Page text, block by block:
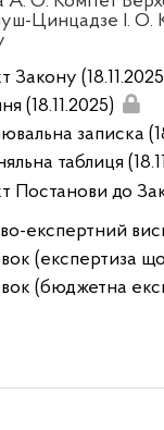
Цинцадзе І. О.
Закону
(18.11.2025)
записка
таблиця
Постанови до
експертний
(експертиза
(бюджетна